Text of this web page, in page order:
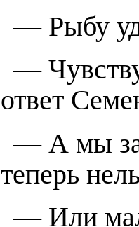
— Рыбу
—
ответ
— А мы
теперь
— Или